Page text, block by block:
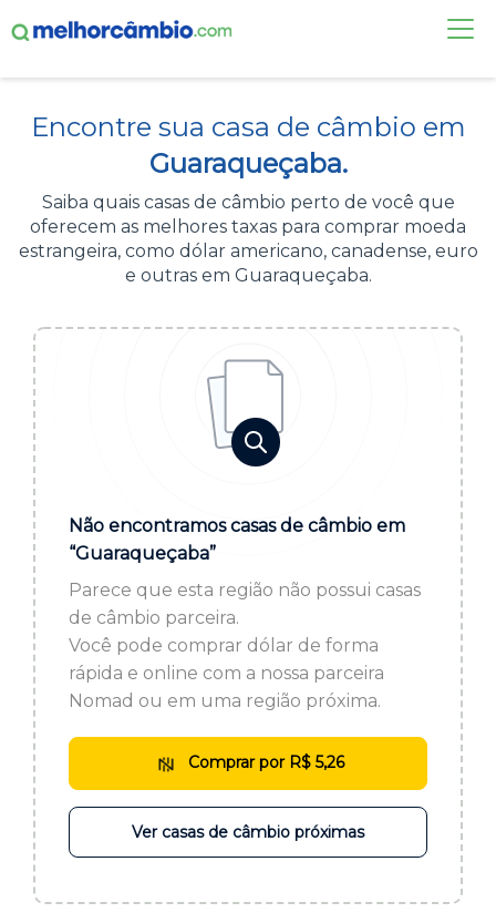
CASAS DE CÂMBIO
DÓLAR HOJE
ALERTA DE CÂMBIO
Acesse sua conta:
BROKER DE OFERTAS
ou cadastre-se se ainda não tem registro:
CADASTRE-SE
Encontre sua casa de câmbio em
Guaraqueçaba.
Saiba quais casas de câmbio perto de você que
oferecem as melhores taxas para comprar moeda
estrangeira, como dólar americano, canadense, euro
e outras em Guaraqueçaba.
Não encontramos casas de câmbio em
“Guaraqueçaba”
Parece que esta região não possui casas
de câmbio parceira.
Você pode comprar dólar de forma
rápida e online com a nossa parceira
Nomad ou em uma região próxima.
Comprar por R$ 5,26
Ver casas de câmbio próximas